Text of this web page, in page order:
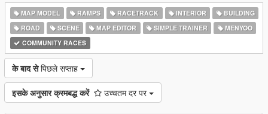
MAP MODEL RAMPS RACETRACK INTERIOR
BUILDING
ROAD
SCENE MAP EDITOR SIMPLE TRAINER
MENYOO
COMMUNITY RACES
के बाद से पिछले सप्ताह
इसके अनुसार क्रमबद्ध करें उच्चतम दर पर